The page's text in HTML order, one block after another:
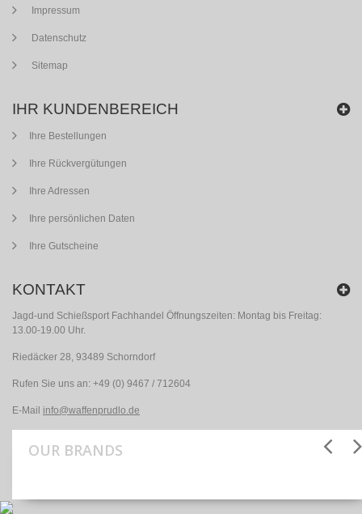
Impressum
Datenschutz
Sitemap
IHR KUNDENBEREICH
Ihre Bestellungen
Ihre Rückvergütungen
Ihre Adressen
Ihre persönlichen Daten
Ihre Gutscheine
KONTAKT
Jagd-und Schießsport Fachhandel Öffnungszeiten: Montag bis Freitag:
13.00-19.00 Uhr.
Riedäcker 28, 93489 Schorndorf
Rufen Sie uns an: +49 (0) 9467 / 712604
E-Mail info@waffenprudlo.de
OUR BRANDS